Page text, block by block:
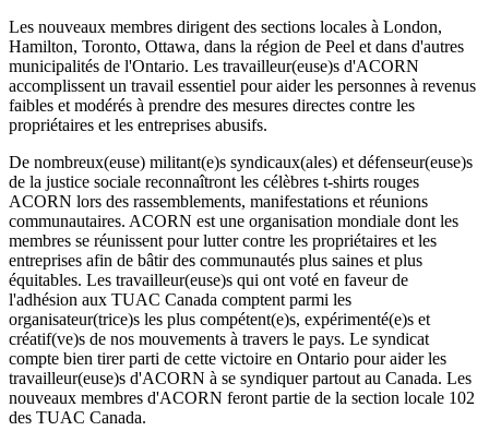
Les nouveaux membres dirigent des sections locales à London,
Hamilton, Toronto, Ottawa, dans la région de Peel et dans d'autres
municipalités de l'Ontario. Les travailleur(euse)s d'ACORN
accomplissent un travail essentiel pour aider les personnes à revenus
faibles et modérés à prendre des mesures directes contre les
propriétaires et les entreprises abusifs.
De nombreux(euse) militant(e)s syndicaux(ales) et défenseur(euse)s
de la justice sociale reconnaîtront les célèbres t-shirts rouges
ACORN lors des rassemblements, manifestations et réunions
communautaires. ACORN est une organisation mondiale dont les
membres se réunissent pour lutter contre les propriétaires et les
entreprises afin de bâtir des communautés plus saines et plus
équitables. Les travailleur(euse)s qui ont voté en faveur de
l'adhésion aux TUAC Canada comptent parmi les
organisateur(trice)s les plus compétent(e)s, expérimenté(e)s et
créatif(ve)s de nos mouvements à travers le pays. Le syndicat
compte bien tirer parti de cette victoire en Ontario pour aider les
travailleur(euse)s d'ACORN à se syndiquer partout au Canada. Les
nouveaux membres d'ACORN feront partie de la section locale 102
des TUAC Canada.